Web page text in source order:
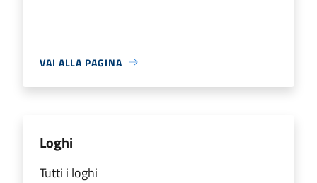
VAI ALLA PAGINA
Loghi
Tutti i loghi